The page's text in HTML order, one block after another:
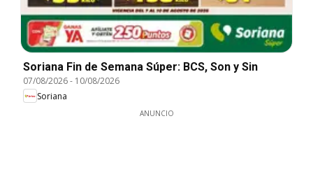
Soriana Fin de Semana Súper: BCS, Son y Sin
07/08/2026- 10/08/2026
Soriana
ANUNCIO